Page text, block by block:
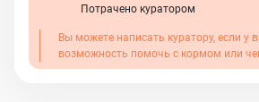
Потрачено куратором
Вы можете написать куратору, если у
возможность помочь с кормом или